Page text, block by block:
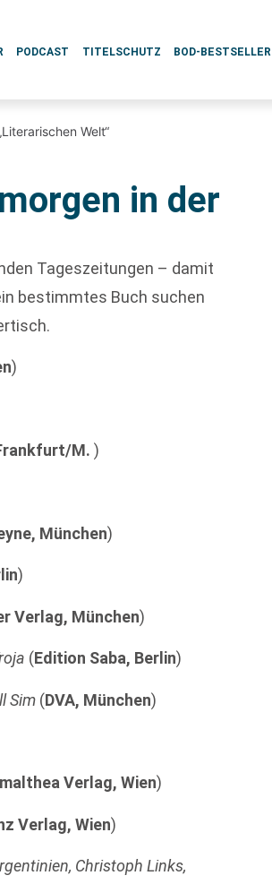
PODCAST TITELSCHUTZ BOD-BESTSELLER
Welt“
in der
Tageszeitungen – damit
bestimmtes Buch suchen
)
M.)
München)
)
Verlag, München)
(Edition Saba, Berlin)
Sim (DVA, München)
Verlag, Wien)
Verlag, Wien)
Christoph Links,